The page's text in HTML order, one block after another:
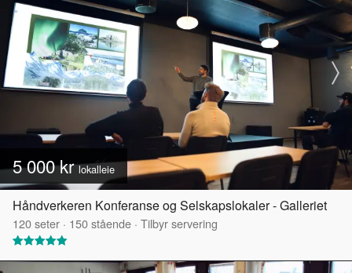
5 000 krlokalleie
Håndverkeren Konferanse og Selskapslokaler - Galleriet
120seter · 150stående · Tilbyr servering